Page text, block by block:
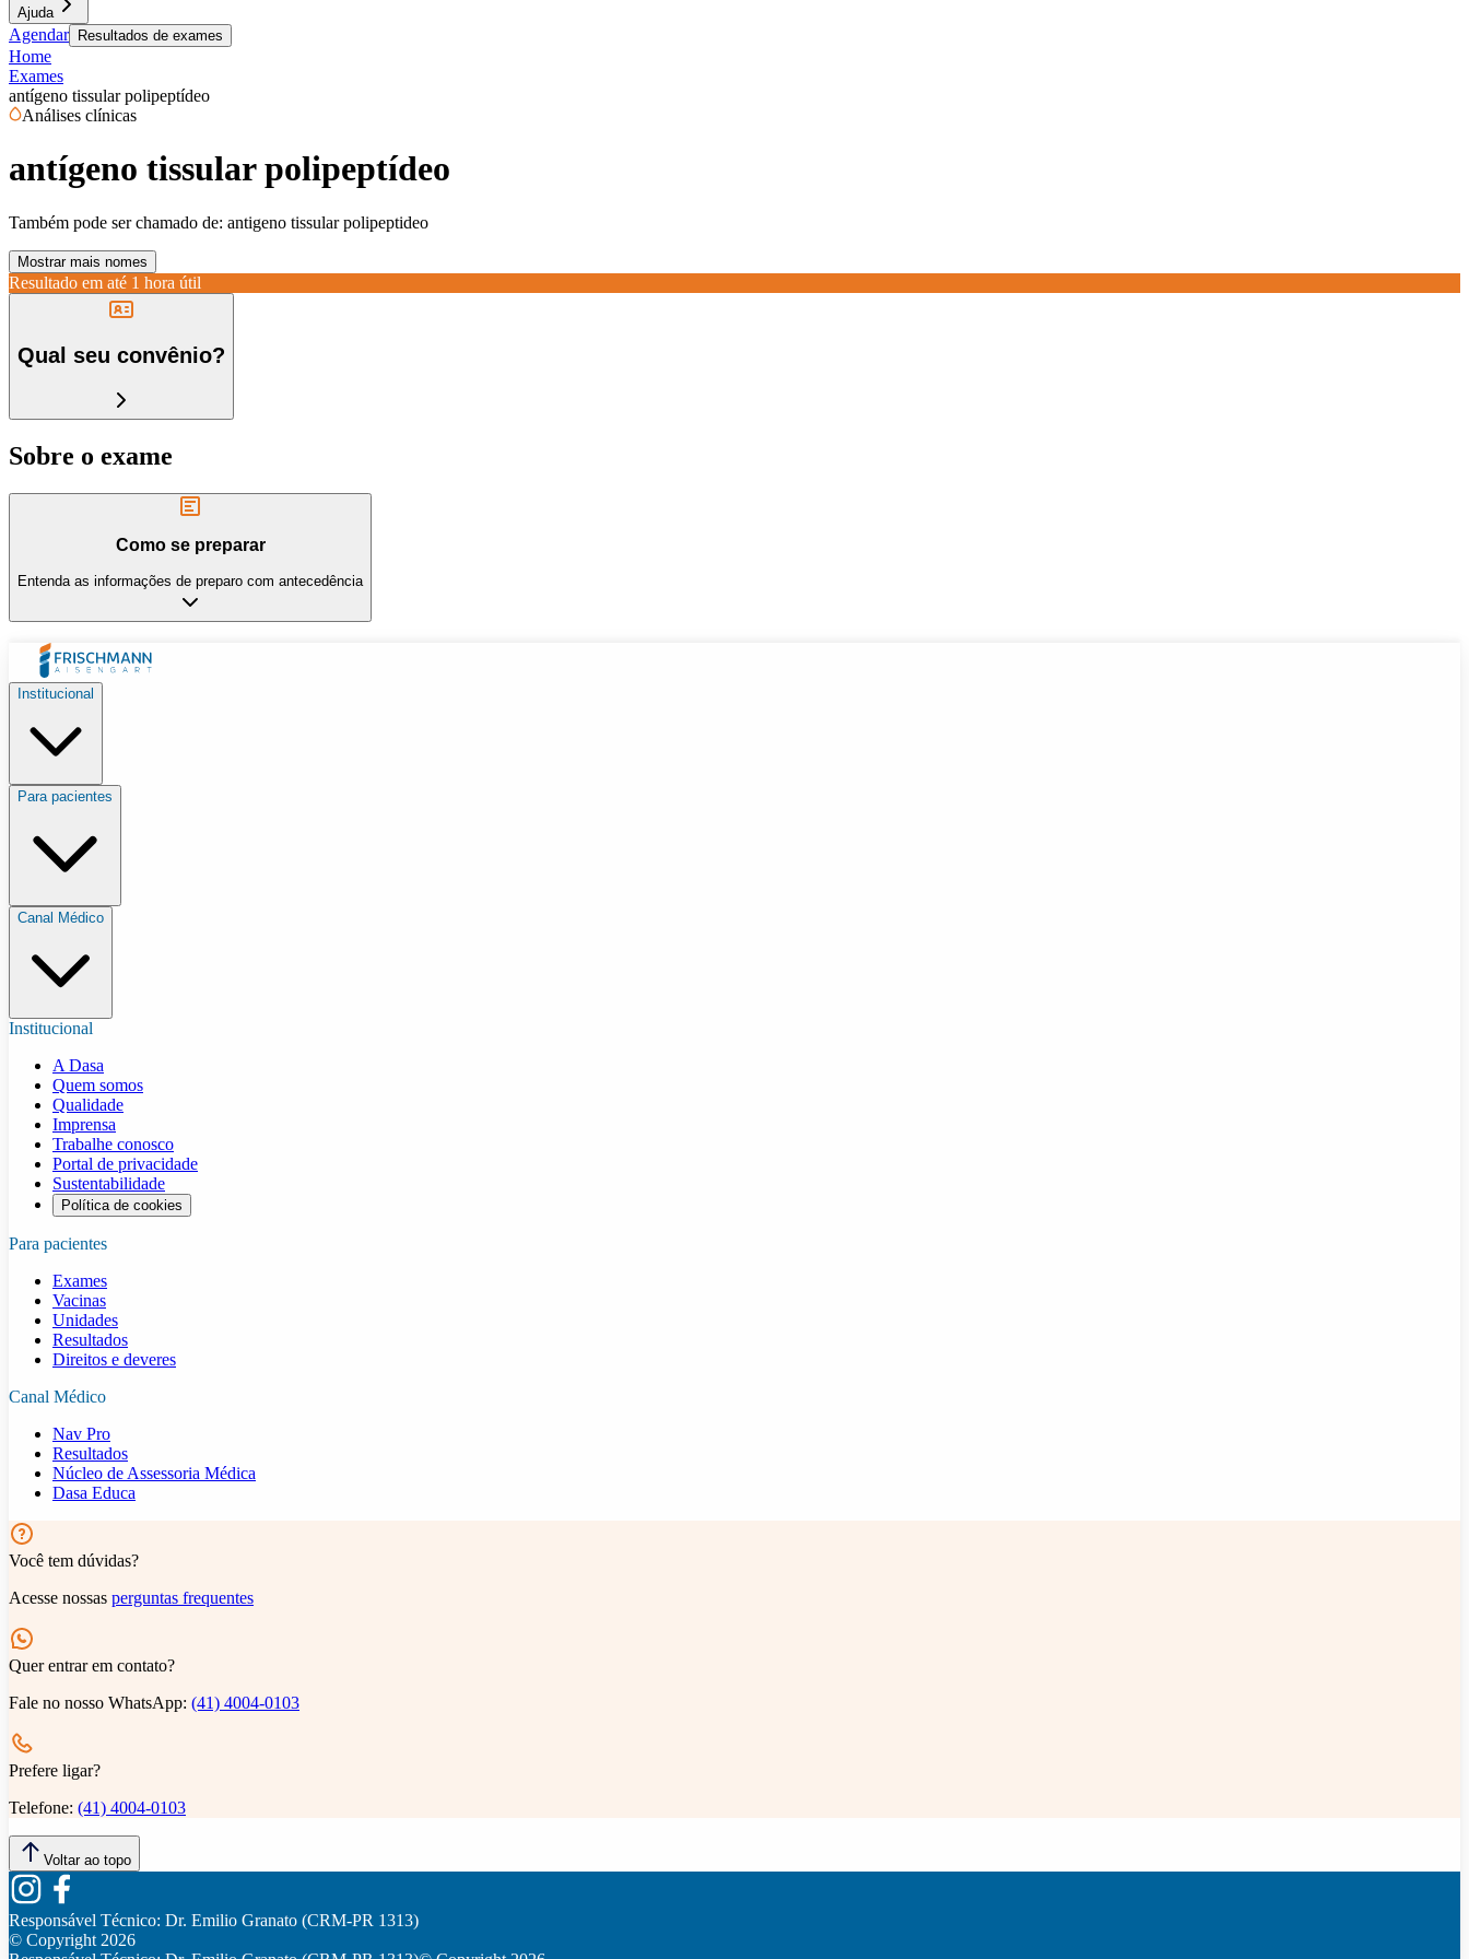
Ajuda
Agendar Resultados de exames
Home
Exames
antígeno tissular polipeptídeo
Análises clínicas
antígeno tissular polipeptídeo
Também pode ser chamado de: antigeno tissular polipeptideo
Mostrar mais nomes
Resultado em até 1 hora útil
Qual seu convênio?
Sobre o exame
Como se preparar
Entenda as informações de preparo com antecedência
Institucional
Para pacientes
Canal Médico
Institucional
A Dasa
Quem somos
Qualidade
Imprensa
Trabalhe conosco
Portal de privacidade
Sustentabilidade
Política de cookies
Para pacientes
Exames
Vacinas
Unidades
Resultados
Direitos e deveres
Canal Médico
Nav Pro
Resultados
Núcleo de Assessoria Médica
Dasa Educa
Você tem dúvidas?
Acesse nossas perguntas frequentes
Quer entrar em contato?
Fale no nosso WhatsApp: (41) 4004-0103
Prefere ligar?
Telefone: (41) 4004-0103
Voltar ao topo
Responsável Técnico: Dr. Emilio Granato (CRM-PR 1313)
© Copyright 2026